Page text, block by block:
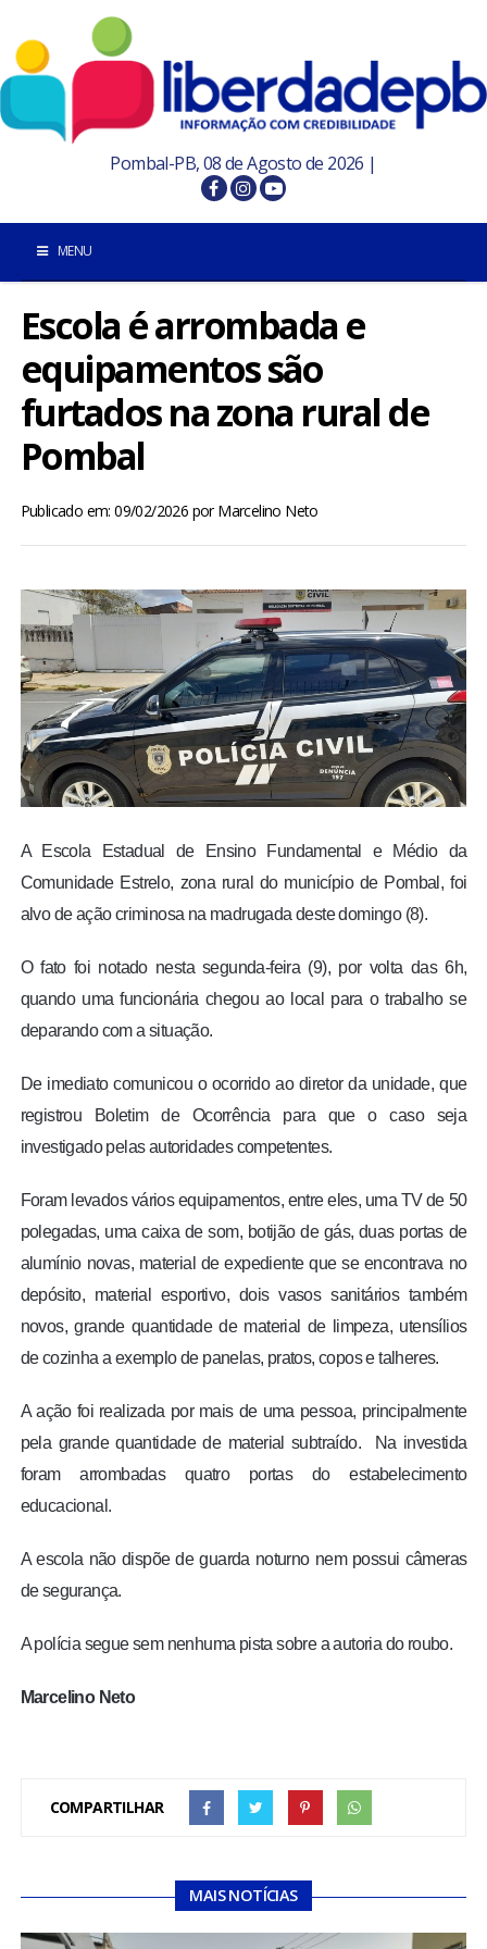
Pombal-PB, 08 de Agosto de 2026 |
MENU
POMBAL E REGIÃO
ESPORTES
ENTRETENIMENTO
ENQUETE
TV LPB
Escola é arrombada e
equipamentos são
furtados na zona rural de
Pombal
Publicado em: 09/02/2026 porMarcelino Neto
A Escola Estadual de Ensino Fundamental e Médio da
Comunidade Estrelo, zona rural do município de Pombal, foi
alvo de ação criminosa na madrugada deste domingo (8).
O fato foi notado nesta segunda-feira (9), por volta das 6h,
quando uma funcionária chegou ao local para o trabalho se
deparando com a situação.
De imediato comunicou o ocorrido ao diretor da unidade, que
registrou Boletim de Ocorrência para que o caso seja
investigado pelas autoridades competentes.
Foram levados vários equipamentos, entre eles, uma TV de 50
polegadas, uma caixa de som, botijão de gás, duas portas de
alumínio novas, material de expediente que se encontrava no
depósito, material esportivo, dois vasos sanitários também
novos, grande quantidade de material de limpeza, utensílios
de cozinha a exemplo de panelas, pratos, copos e talheres.
A ação foi realizada por mais de uma pessoa, principalmente
pela grande quantidade de material subtraído. Na investida
foram arrombadas quatro portas do estabelecimento
educacional.
A escola não dispõe de guarda noturno nem possui câmeras
de segurança.
A polícia segue sem nenhuma pista sobre a autoria do roubo.
Marcelino Neto
COMPARTILHAR
MAIS NOTÍCIAS